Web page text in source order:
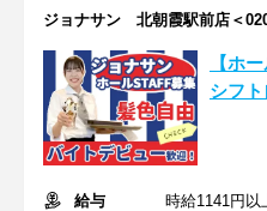
ジョナサン 北朝霞駅前店＜
【ホ
シフト
給与
時給1141円以